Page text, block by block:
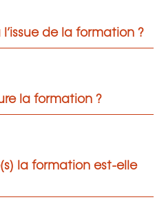
de la formation ?
la formation ?
la formation est-elle